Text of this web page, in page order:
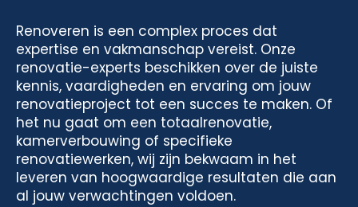
Renoveren is een complex proces dat
expertise en vakmanschap vereist. Onze
renovatie-experts beschikken over de juiste
kennis, vaardigheden en ervaring om jouw
renovatieproject tot een succes te maken. Of
het nu gaat om een totaalrenovatie,
kamerverbouwing of specifieke
renovatiewerken, wij zijn bekwaam in het
leveren van hoogwaardige resultaten die aan
al jouw verwachtingen voldoen.